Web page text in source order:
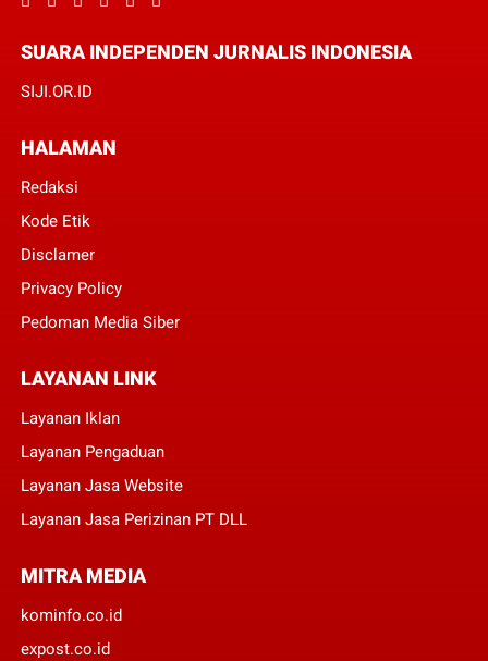
SUARA INDEPENDEN JURNALIS INDONESIA
SIJI.OR.ID
HALAMAN
Redaksi
Kode Etik
Disclamer
Privacy Policy
Pedoman Media Siber
LAYANAN LINK
Layanan Iklan
Layanan Pengaduan
Layanan Jasa Website
Layanan Jasa Perizinan PT DLL
MITRA MEDIA
kominfo.co.id
expost.co.id